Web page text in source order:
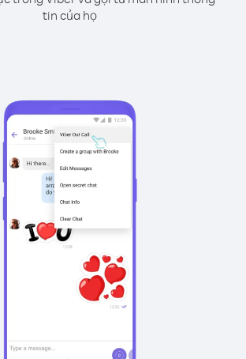
tin của họ